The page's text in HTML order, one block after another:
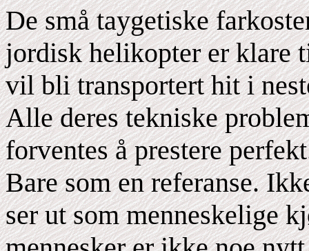
De små taygetiske
jordisk helikopter er klare
vil bli transportert hit i
Alle deres tekniske
forventes å prestere
Bare som en referanse.
ser ut som menneskelige